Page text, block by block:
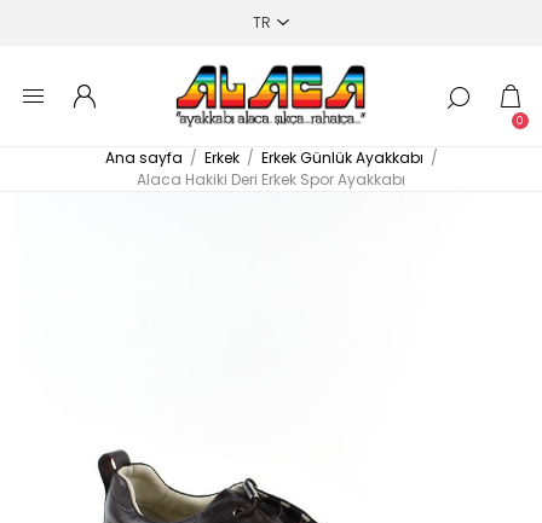
0
Ana sayfa / Erkek / Erkek Günlük Ayakkabı /
Alaca Hakiki Deri Erkek Spor Ayakkabı